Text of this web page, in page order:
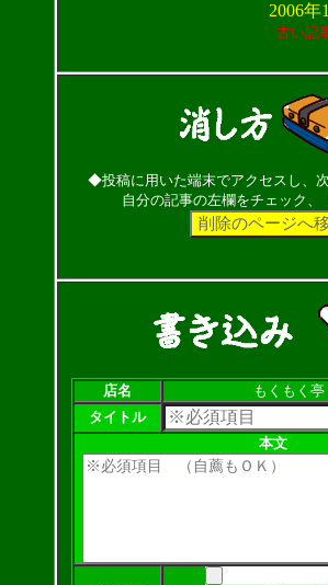
2006年
古い記
◆投稿に用いた端末でアクセスし、次
自分の記事の左欄をチェック、
店名
もくもく
タイトル
本文